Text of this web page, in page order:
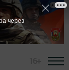
через